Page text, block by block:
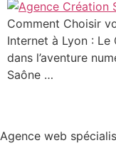
Comment Choisir
Internet à Lyon : Le
dans l’aventure
Saône …
Agence web